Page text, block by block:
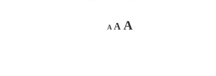
A
Decrease
font
A Reset
AIncrease